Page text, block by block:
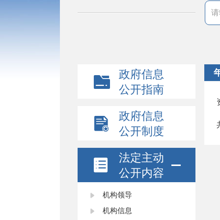
政府信息
公开指南
政府信息
公开制度
法定主动
公开内容
机构领导
机构信息